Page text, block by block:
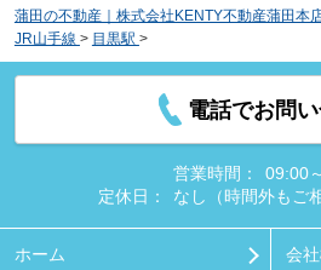
蒲田の不動産｜株式会社KENTY不動産蒲田本
JR山手線 > 目黒駅 >
電話でお問
営業時間：
09:00
定休日：
なし（時間外もご
ホーム 会